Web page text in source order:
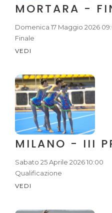
MORTARA -
Domenica 17 Maggio 2026
Finale
VEDI
MILANO - III
Sabato 25 Aprile 2026 10:00
Qualificazione
VEDI